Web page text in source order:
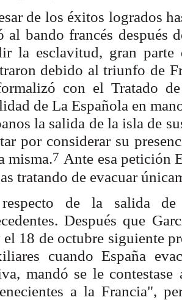
de los éxitos logrados
al bando francés después
la esclavitud, gran parte
debido al triunfo de
con el Tratado
de La Española en
la salida de la isla de
por considerar su
misma.7 Ante esa petición
tratando de evacuar
de la salida de
Después que
el 18 de octubre siguiente
cuando España
mandó se le contestase
a la Francia",